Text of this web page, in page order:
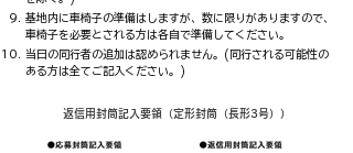
基地内に車椅子の準備はしますが、数に限りがありますので、
車椅子を必要とされる方は各自で準備してください。
当日の同行者の追加は認められません。(同行される可能性の
ある方は全てご記入ください。)
返信用封筒記入要領（定形封筒（長形3号））